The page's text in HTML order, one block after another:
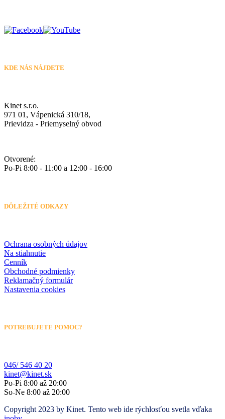
KDE NÁS NÁJDETE
Kinet s.r.o.
971 01, Vápenická 310/18,
Prievidza - Priemyselný obvod
Otvorené:
Po-Pi 8:00 - 11:00 a 12:00 - 16:00
DÔLEŽITÉ ODKAZY
Ochrana osobných údajov
Na stiahnutie
Cenník
Obchodné podmienky
Reklamačný formulár
Nastavenia cookies
POTREBUJETE POMOC?
046/ 546 40 20
kinet@kinet.sk
Po-Pi 8:00 až 20:00
So-Ne 8:00 až 20:00
Copyright 2023 by Kinet. Tento web ide rýchlosťou svetla vďaka